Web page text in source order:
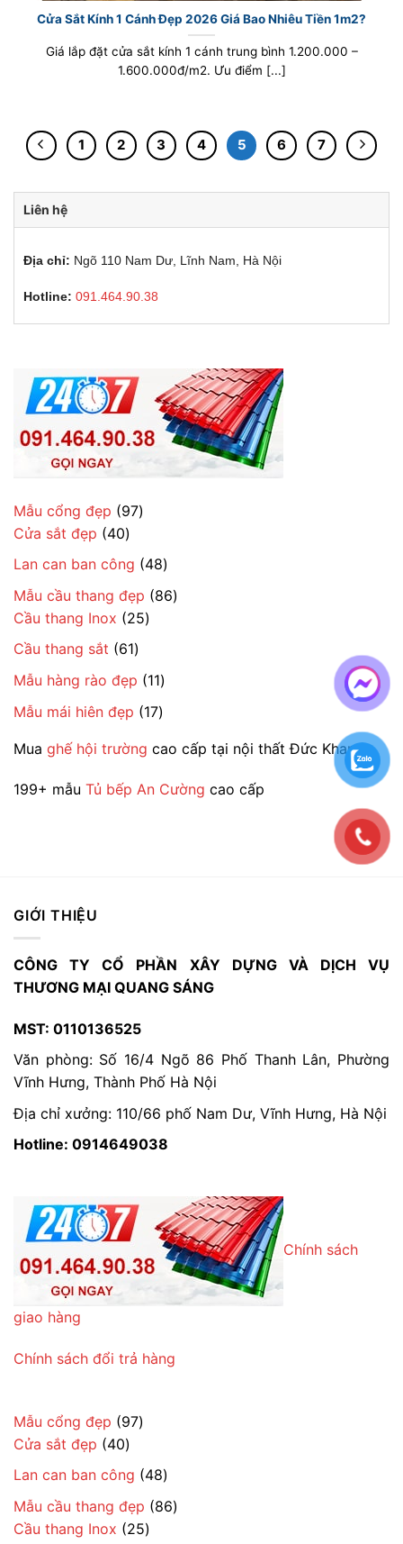
Cửa Sắt Kính 1 Cánh Đẹp 2026 Giá Bao Nhiêu Tiền 1m2?
Giá lắp đặt cửa sắt kính 1 cánh trung bình 1.200.000 –
1.600.000đ/m2. Ưu điểm [...]
1 2 3 4 5 6 7
Liên hệ
Địa chỉ: Ngõ 110 Nam Dư, Lĩnh Nam, Hà Nội
Hotline: 091.464.90.38
Mẫu cổng đẹp 9797
phẩm
Cửa sắt đẹp 4040
sản
phẩm
Lan can ban công 4848
sản
phẩm
Mẫu cầu thang đẹp 8686
Cầu thang Inox 2525
Cầu thang sắt 6161
sản
phẩm
Mẫu hàng rào đẹp 1111
sản
phẩm
Mẫu mái hiên đẹp 1717
phẩm
Mua ghế hội trường cao cấp tại nội thất Đức Khang
199+ mẫu Tủ bếp An Cường cao cấp
GIỚI THIỆU
CÔNG TY CỔ PHẦN XÂY DỰNG VÀ DỊCH VỤ
THƯƠNG MẠI QUANG SÁNG
MST: 0110136525
Văn phòng: Số 16/4 Ngõ 86 Phố Thanh Lân, Phường
Vĩnh Hưng, Thành Phố Hà Nội
Địa chỉ xưởng: 110/66 phố Nam Dư, Vĩnh Hưng, Hà Nội
Hotline: 0914649038
Chính sách
giao hàng
Chính sách đổi trả hàng
Mẫu cổng đẹp 9797
phẩm
Cửa sắt đẹp 4040
sản
phẩm
Lan can ban công 4848
sản
phẩm
Mẫu cầu thang đẹp 8686
Cầu thang Inox 2525